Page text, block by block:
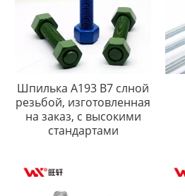
Шпилька A193 B7 слной
резьбой, изготовленная
на заказ, с высокими
стандартами